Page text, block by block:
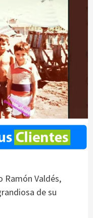
Ramón Valdés,
de su